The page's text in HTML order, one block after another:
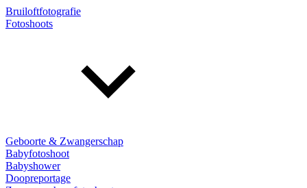
Bruiloftfotografie
Fotoshoots
Geboorte & Zwangerschap
Babyfotoshoot
Babyshower
Doopreportage